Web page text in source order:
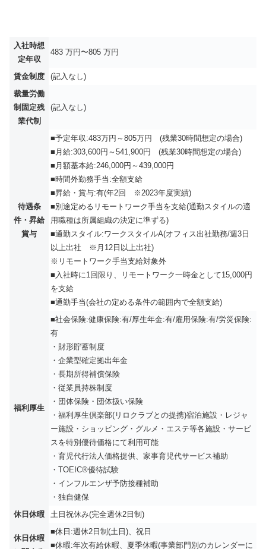
入社時想
定年収
483 万円〜805 万円
賃金制度
(記入なし)
裁量労働
制固定残
業代制
(記入なし)
待遇条
件・昇給
賞与
■予定年収:483万円～805万円 (残業30時間想定の場合)
■月給:303,600円～541,900円 (残業30時間想定の場合)
■月額基本給:246,000円～439,000円
■時間外勤務手当:全額支給
■昇給・賞与:有(年2回 ※2023年度実績)
■別途定めるリモートワーク手当を支給(通勤スタイルの適
用職種は所属組織の決定に準ずる)
■通勤スタイル:ワークスタイルA(オフィス出社勤務/週3日
以上出社 ※月12日以上出社)
※リモートワーク手当支給対象外
■入社時に1回限り、リモートワーク一時金として15,000円
を支給
■通勤手当(会社の定める条件の範囲内で全額支給)
福利厚生
■社会保険:健康保険:有/厚⽣年⾦:有/雇⽤保険:有/労災保険:
有
・財形貯蓄制度
・企業型確定拠出年金
・長期所得補償保険
・従業員持株制度
・団体保険・団体扱い保険
・福利厚生倶楽部(リロクラブとの提携)宿泊施設・レジャ
ー施設・ショッピング・グルメ・エステ等各施設・サービ
スを特別優待価格にて利用可能
・育児代行法人価格提供、家事育児代サービス補助
・TOEIC®優待試験
・インフルエンザ予防接種補助
・独自健保
休日休暇
土日祝休み(完全週休2日制)
休日休暇
■休日:週休2⽇制(土日)、祝⽇
■休暇:年次有給休暇、夏季休暇(事業部⾨別のカレンダーに